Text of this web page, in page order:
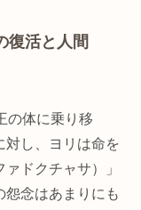
復活と人間
の体に乗り移
対し、ヨリは命を
ドクチャサ）」
怨念はあまりにも